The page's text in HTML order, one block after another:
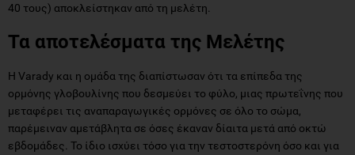
40 τους) αποκλείστηκαν από τη μελέτη.
Τα αποτελέσματα της Μελέτης
Η Varady και η ομάδα της διαπίστωσαν ότι τα επίπεδα της
ορμόνης γλοβουλίνης που δεσμεύει το φύλο, μιας πρωτεΐνης που
μεταφέρει τις αναπαραγωγικές ορμόνες σε όλο το σώμα,
παρέμειναν αμετάβλητα σε όσες έκαναν δίαιτα μετά από οκτώ
εβδομάδες. Το ίδιο ισχύει τόσο για την τεστοστερόνη όσο και για